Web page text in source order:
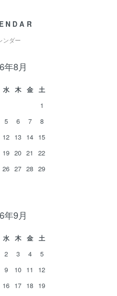
ンダー
年8月
水 木 金
土
1
5 6 7
8
12 13 14 15
19 20 21
22
26 27 28 29
年9月
水 木 金
土
2 3 4
5
9 10 11
12
16 17 18 19